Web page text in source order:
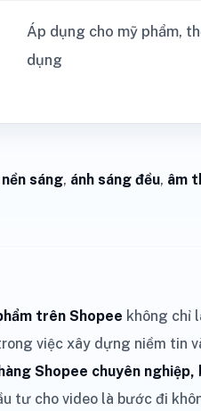
Áp dụng cho mỹ phẩm,
dụng
sáng, ánh sáng đều, âm
trên Shopee không chỉ
việc xây dựng niềm tin
Shopee chuyên nghiệp,
tư cho video là bước đi